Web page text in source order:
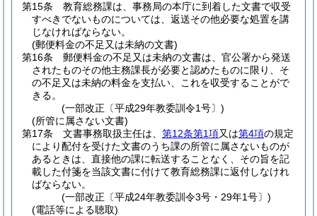
第15条
教育総務課は、事務局の本庁に到着した文書で収受
すべきでないものについては、返送その他必要な処置を講
じなければならない。
(郵便料金の不足又は未納の文書)
第16条
郵便料金の不足又は未納の文書は、官公署から発送
されたものその他主務課長が必要と認めたものに限り、そ
の不足又は未納の料金を支払い、これを収受することがで
きる。
(一部改正〔平成29年教委訓令1号〕)
(所管に属さない文書)
第17条
文書事務取扱主任は、 第12条第1項又は第4項の規定
により配付を受けた文書のうち課の所管に属さないものが
あるときは、直接他の課に転送することなく、その旨を記
載した付箋を当該文書に付けて教育総務課に返付しなけれ
ばならない。
(一部改正〔平成24年教委訓令3号・29年1号〕)
(電話等による聴取)